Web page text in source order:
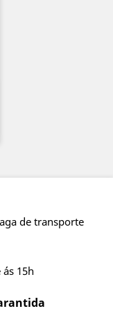
de transporte
15h